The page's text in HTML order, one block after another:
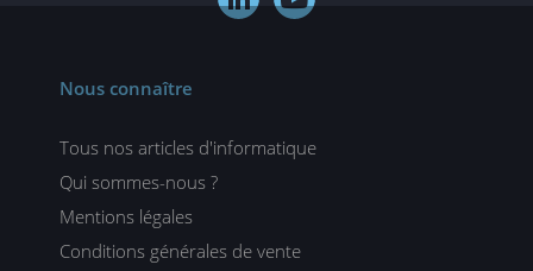
Nous connaître
Tous nos articles d'informatique
Qui sommes-nous ?
Mentions légales
Conditions générales de vente